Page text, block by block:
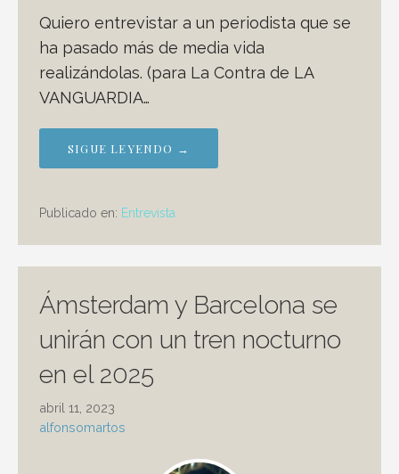
Quiero entrevistar a un periodista que se
ha pasado más de media vida
realizándolas. (para La Contra de LA
VANGUARDIA…
SIGUE LEYENDO →
Publicado en: Entrevista
Ámsterdam y Barcelona se
unirán con un tren nocturno
en el 2025
abril 11, 2023
alfonsomartos